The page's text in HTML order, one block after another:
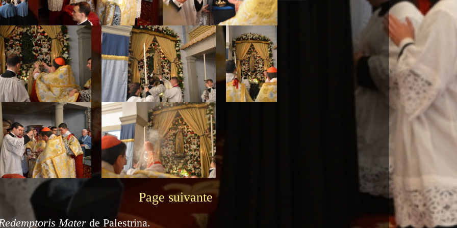
Page suivante
Mater de Palestrina.